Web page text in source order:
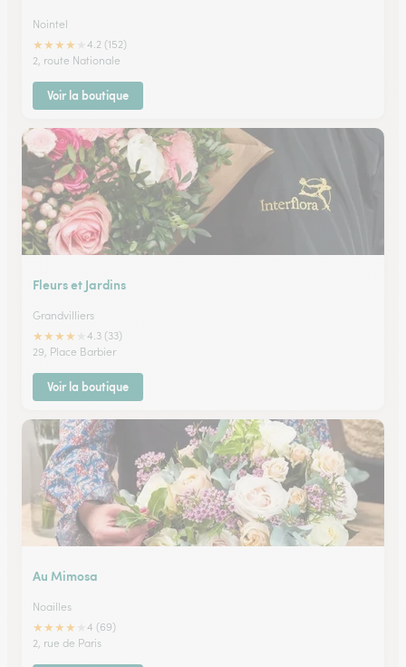
Nointel
★★★★
4.2 (152)
2, route Nationale
Voir la boutique
Fleurs et Jardins
Grandvilliers
★★★★
4.3 (33)
29, Place Barbier
Voir la boutique
Au Mimosa
Noailles
★★★★
4 (69)
2, rue de Paris